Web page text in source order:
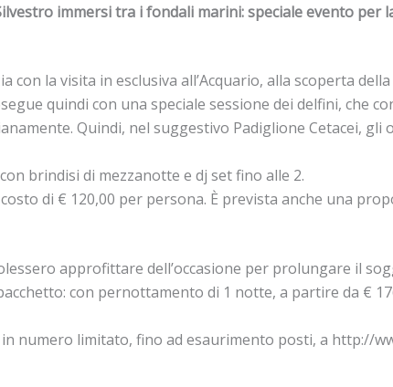
immersi tra i fondali marini: speciale evento
con la visita in esclusiva all’Acquario, alla scoperta
quindi con una speciale sessione dei delfini, che
Quindi, nel suggestivo Padiglione Cetacei,
brindisi di mezzanotte e dj set fino alle 2.
di € 120,00 per persona. È prevista anche una
approfittare dell’occasione per prolungare il
con pernottamento di 1 notte, a partire da €
numero limitato, fino ad esaurimento posti, a http://